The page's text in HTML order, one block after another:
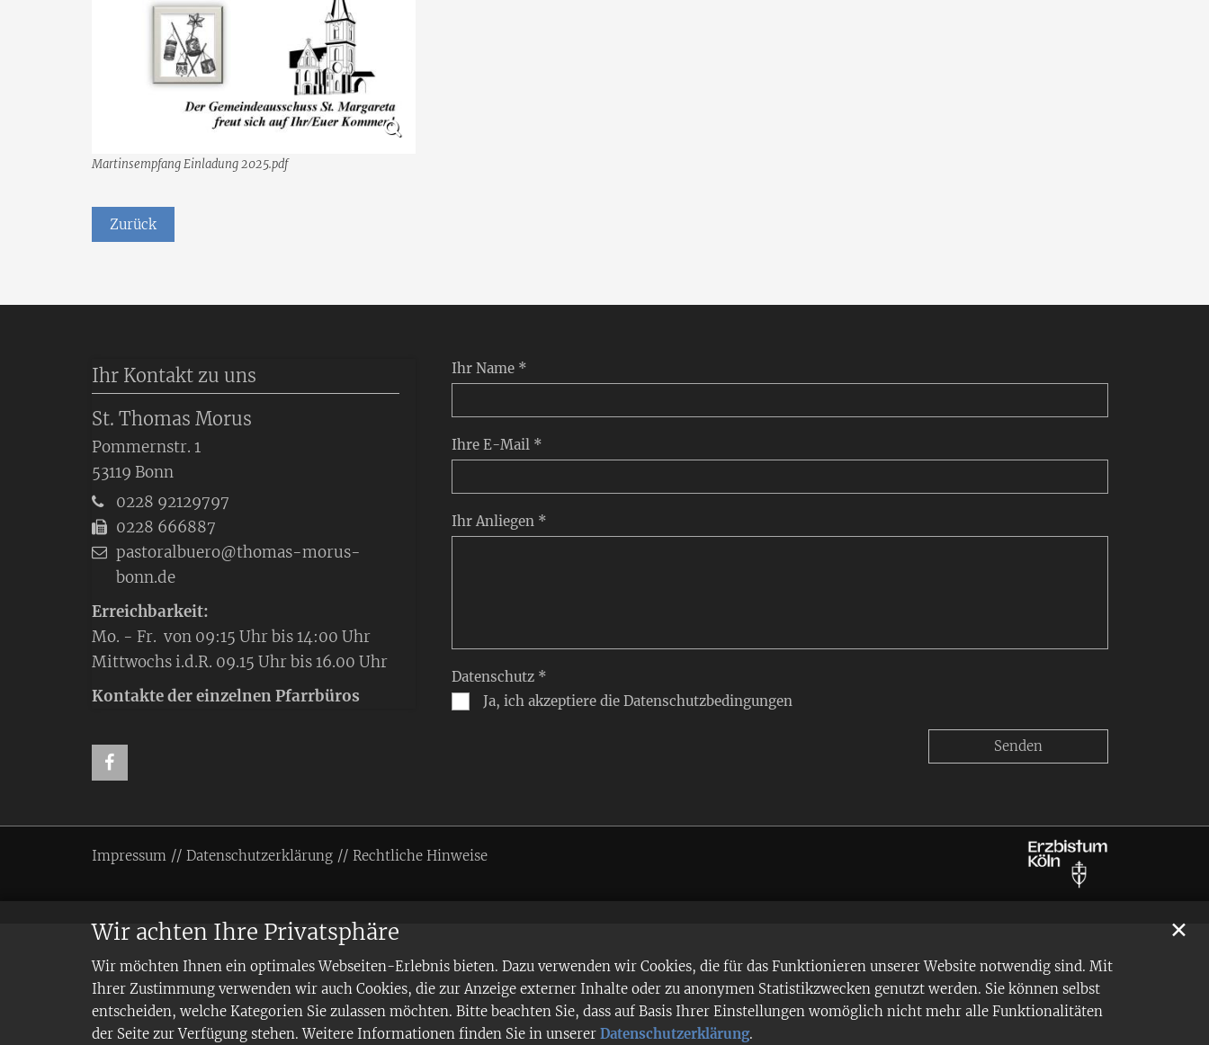
Wir achten Ihre Privatsphäre
Wir möchten Ihnen ein optimales Webseiten-Erlebnis bieten. Dazu verwenden wir Cookies, die für das Funktionieren unserer Website notwendig sind. Mit
Ihrer Zustimmung verwenden wir auch Cookies, die zur Anzeige externer Inhalte oder zu anonymen Statistikzwecken genutzt werden. Sie können selbst
entscheiden, welche Kategorien Sie zulassen möchten. Bitte beachten Sie, dass auf Basis Ihrer Einstellungen womöglich nicht mehr alle Funktionalitäten
der Seite zur Verfügung stehen. Weitere Informationen finden Sie in unserer Datenschutzerklärung.
✕
Martinsempfang Einladung 2025.pdf
Zurück
Ihr Name *
Ihre E-Mail *
Ihr Anliegen *
Datenschutz *
Ja, ich akzeptiere die Datenschutzbedingungen
Ihr Kontakt zu uns
St. Thomas Morus
Pommernstr. 1
53119 Bonn
0228 92129797
0228 666887
pastoralbuero@thomas-morus-
bonn.de
Erreichbarkeit:
Mo. - Fr. von 09:15 Uhr bis 14:00 Uhr
Mittwochs i.d.R. 09.15 Uhr bis 16.00 Uhr
Kontakte der einzelnen Pfarrbüros
Impressum Datenschutzerklärung Rechtliche Hinweise